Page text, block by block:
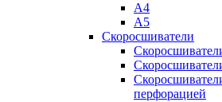
А4
А5
Скоросшиватели
перфорацией